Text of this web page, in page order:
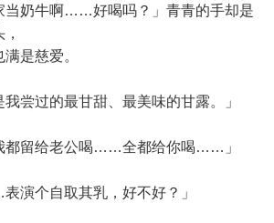
牛啊……好喝吗？」青青的手却是
是慈爱。
过的最甘甜、最美味的甘露。」
给老公喝……全都给你喝……」
个自取其乳，好不好？」